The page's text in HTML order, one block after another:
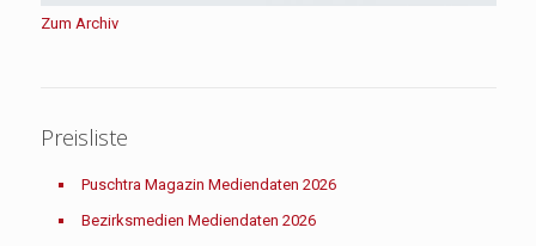
Zum Archiv
Preisliste
Puschtra Magazin Mediendaten 2026
Bezirksmedien Mediendaten 2026